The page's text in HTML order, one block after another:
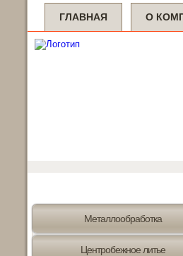
ГЛАВНАЯ О
Металлообработка
Центробежное литье